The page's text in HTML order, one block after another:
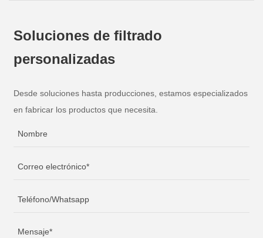
Soluciones de filtrado
personalizadas
Desde soluciones hasta producciones, estamos especializados
en fabricar los productos que necesita.